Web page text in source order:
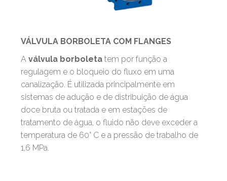
VÁLVULA BORBOLETA COM FLANGES
Aválvula borboleta tem por função a
regulagem e o bloqueio do fluxo em uma
canalização. É utilizada principalmente em
sistemas de adução e de distribuição de água
doce bruta ou tratada e em estações de
tratamento de água, o fluido não deve exceder a
temperatura de 60° C e a pressão de trabalho de
1,6 MPa.